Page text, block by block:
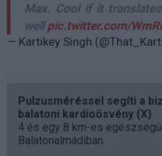
Max. Cool if it
wellpic.twitter.com/
— Kartikey Singh
Pulzusméréssel segíti a
balatoni kardioösvény (X)
4 és egy 8 km-es
Balatonalmádiban.